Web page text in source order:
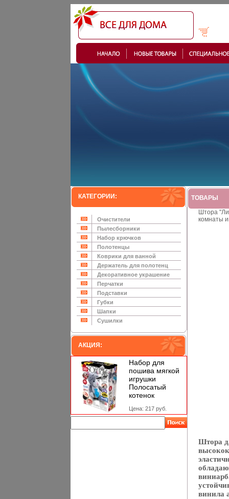
КАТЕГОРИИ:
Очистители
Пылесборники
Набор крючков
Полотенцы
Коврики для ванной
Держатель для полотенц
Декоративное украшение
Перчатки
Подставки
Губки
Шапки
Сушилки
АКЦИЯ:
Набор для
пошива мягкой
игрушки
Полосатый
котенок
Цена: 217 руб.
ТОВАРЫ
Штора
комнаты
Штора
винила